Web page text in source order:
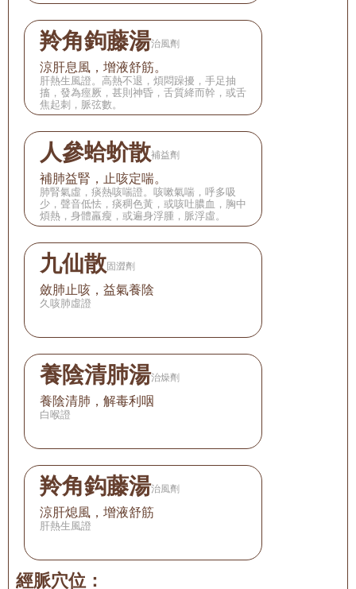
羚角鉤藤湯治風劑
涼肝息風，增液舒筋。
肝熱生風證。高熱不退，煩悶躁擾，手足抽
搐，發為痙厥，甚則神昏，舌質絳而幹，或舌
焦起刺，脈弦數。
人參蛤蚧散補益劑
補肺益腎，止咳定喘。
肺腎氣虛，痰熱咳喘證。咳嗽氣喘，呼多吸
少，聲音低怯，痰稠色黃，或咳吐膿血，胸中
煩熱，身體羸瘦，或遍身浮腫，脈浮虛。
九仙散固澀劑
斂肺止咳，益氣養陰
久咳肺虛證
養陰清肺湯治燥劑
養陰清肺，解毒利咽
白喉證
羚角鈎藤湯治風劑
涼肝熄風，增液舒筋
肝熱生風證
經脈穴位：